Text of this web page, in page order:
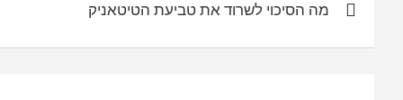
מה הסיכוי לשרוד את טביעת הטיטאניק